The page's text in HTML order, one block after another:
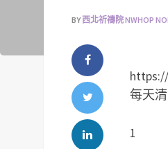
BY西北祈禱院 NWHOP
每天
1